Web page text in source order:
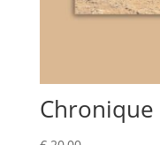
Chronique